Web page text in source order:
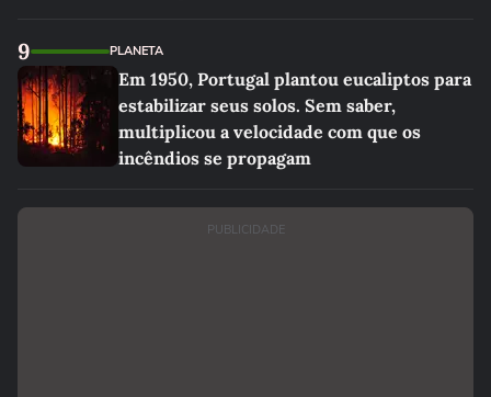
9 PLANETA
Em 1950, Portugal plantou eucaliptos para
estabilizar seus solos. Sem saber,
multiplicou a velocidade com que os
incêndios se propagam
PUBLICIDADE